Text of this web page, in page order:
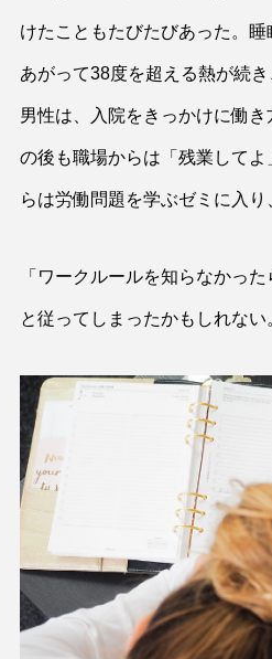
けたこともたびたびあった。
あがって38度を超える熱が続
男性は、入院をきっかけに働
の後も職場からは「残業して
らは労働問題を学ぶゼミに入
「ワークルールを知らなかっ
と従ってしまったかもしれない